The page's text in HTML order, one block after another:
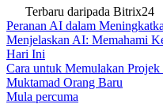
Terbaru daripada Bitrix24
Peranan AI dalam
Menjelaskan AI: Memahami
Hari Ini
Cara untuk Memulakan Projek
Muktamad Orang Baru
Mula percuma